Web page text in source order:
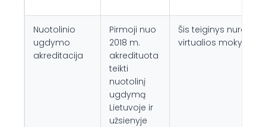
Nuotolinio
ugdymo
akreditacija
Pirmoji nuo
2018 m.
akredituota
teikti
nuotolinį
ugdymą
Lietuvoje ir
užsienyje
Šis teiginys
virtualios mokyklos